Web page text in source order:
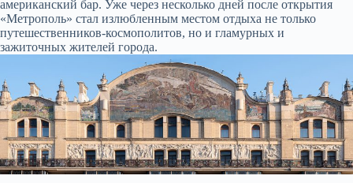
американский бар. Уже через несколько дней после открытия
«Метрополь» стал излюбленным местом отдыха не только
путешественников-космополитов, но и гламурных и
зажиточных жителей города.